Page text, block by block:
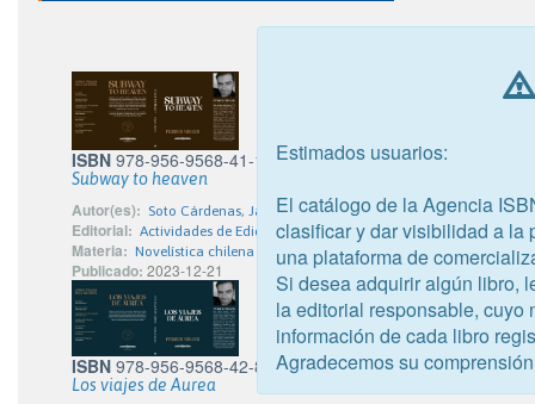
ISBN 978-956-9568-41-1
Subway to heaven
Autor(es): Soto Cárdenas, Javier Alejandro
Editorial: Actividades de Edición Aldo Andrés Astete Cuadra Empresa
Materia: Novelística chilena
Publicado: 2023-12-21
ISBN 978-956-9568-42-8
Los viajes de Aurea
Estimados usuarios:
El catálogo de la Agencia
clasificar y dar visibilidad a la
una plataforma de
Si desea adquirir algún libro,
la editorial responsable, cuyo
información de cada libro
Agradecemos su